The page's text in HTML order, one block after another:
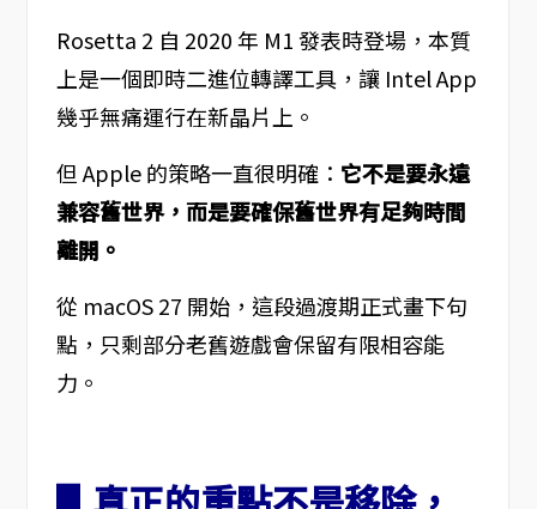
Rosetta 2 自 2020 年 M1 發表時登場，本質
上是一個即時二進位轉譯工具，讓 Intel App
幾乎無痛運行在新晶片上。
但 Apple 的策略一直很明確： 它不是要永遠
兼容舊世界，而是要確保舊世界有足夠時間
離開。
從 macOS 27 開始，這段過渡期正式畫下句
點，只剩部分老舊遊戲會保留有限相容能
力。